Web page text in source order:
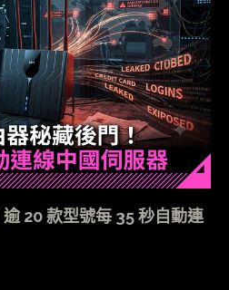
20 款型號每 35 秒自動連